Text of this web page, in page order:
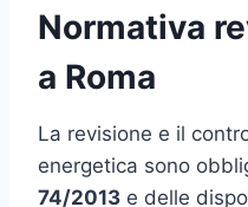
Normativa
a Roma
La revisione e il
energetica sono
74/2013 e delle